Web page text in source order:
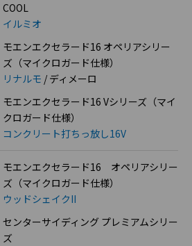
COOL
イルミオ
モエンエクセラード16 オペリアシリー
ズ（マイクロガード仕様）
リナルモ / ディメーロ
モエンエクセラード16 Vシリーズ（マイ
クロガード仕様）
コンクリート打ちっ放し16V
モエンエクセラード16 オペリアシリー
ズ（マイクロガード仕様）
ウッドシェイクII
センターサイディング プレミアムシリー
ズ